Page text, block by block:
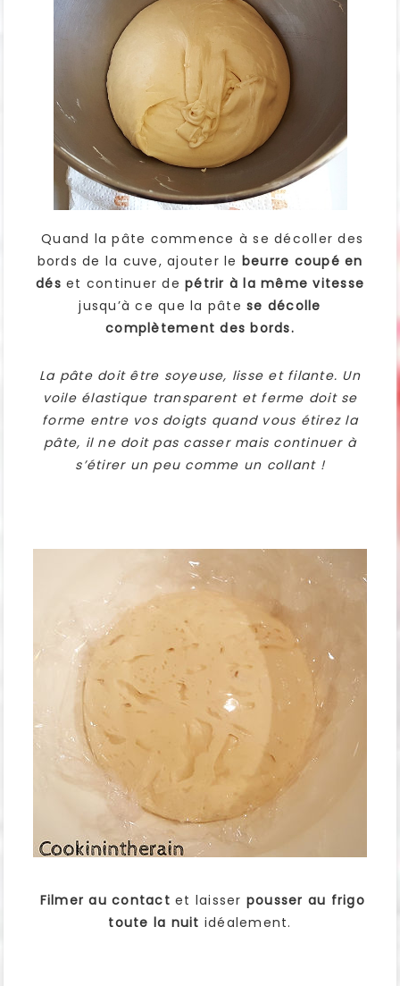
Quand la pâte commence à se décoller des
bords de la cuve, ajouter le beurre coupé en
dés et continuer de pétrir à la même vitesse
jusqu’à ce que la pâtese décolle
complètement des bords.
La pâte doit être soyeuse, lisse et filante. Un
voile élastique transparent et ferme doit se
forme entre vos doigts quand vous étirez la
pâte, il ne doit pas casser mais continuer à
s’étirer un peu comme un collant !
Filmer au contact et laisser pousser au frigo
toute la nuit idéalement.